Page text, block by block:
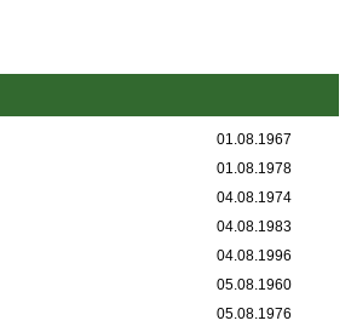
01.08.1967
01.08.1978
04.08.1974
04.08.1983
04.08.1996
05.08.1960
05.08.1976